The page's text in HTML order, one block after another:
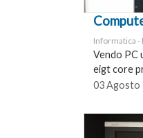
Informatica -
Vendo PC
eigt core
03 Agosto